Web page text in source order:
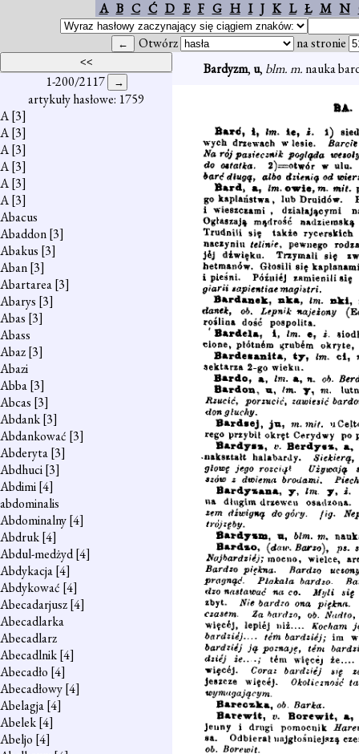
A B C Ć D E F G H I J K L Ł M N
Otwórz na stronie
1-200/2117
artykuły hasłowe: 1759
A[3]
A[3]
A[3]
A[3]
A[3]
A[3]
Abacus
Abaddon[3]
Abakus [3]
Aban[3]
Abartarea[3]
Abarys [3]
Abas [3]
Abass
Abaz[3]
Abazi
Abba[3]
Abcas [3]
Abdank[3]
Abdankować [3]
Abderyta[3]
Abdhuci[3]
Abdimi[4]
abdominalis
Abdominalny[4]
Abdruk[4]
Abdul-medżyd[4]
Abdykacja[4]
Abdykować [4]
Abecadarjusz[4]
Abecadlarka
Abecadlarz
Abecadlnik[4]
Abecadło [4]
Abecadłowy[4]
Abelagja[4]
Abelek[4]
Abeljo [4]
Bardyzm, u, blm. m.nauka